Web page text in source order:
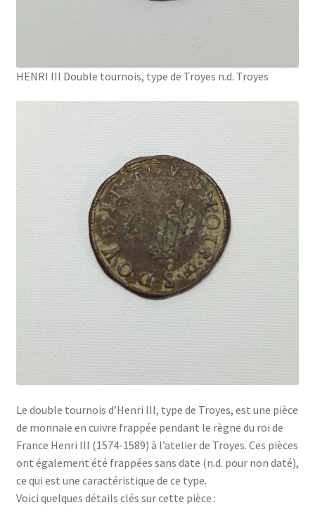
HENRI III Double tournois, type de Troyes n.d. Troyes
Le double tournois d’Henri III, type de Troyes, est une pièce
de monnaie en cuivre frappée pendant le règne du roi de
France Henri III (1574-1589) à l’atelier de Troyes. Ces pièces
ont également été frappées sans date (n.d. pour non daté),
ce qui est une caractéristique de ce type.
Voici quelques détails clés sur cette pièce :